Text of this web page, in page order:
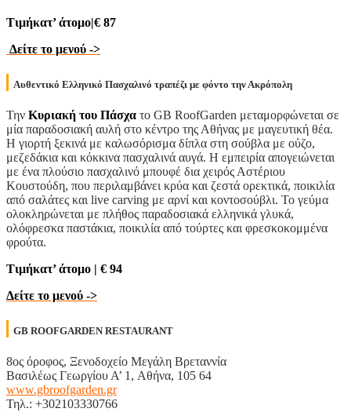
Τιμήκατ’ άτομο|€ 87
Δείτε το μενού ->
Αυθεντικό Ελληνικό Πασχαλινό τραπέζι με φόντο την Ακρόπολη
Την Κυριακή του Πάσχα το GB RoofGarden μεταμορφώνεται σε
μία παραδοσιακή αυλή στο κέντρο της Αθήνας με μαγευτική θέα.
Η γιορτή ξεκινά με καλωσόρισμα δίπλα στη σούβλα με ούζο,
μεζεδάκια και κόκκινα πασχαλινά αυγά. Η εμπειρία απογειώνεται
με ένα πλούσιο πασχαλινό μπουφέ δια χειρός Αστέριου
Κουστούδη, που περιλαμβάνει κρύα και ζεστά ορεκτικά, ποικιλία
από σαλάτες και live carving με αρνί και κοντοσούβλι. Το γεύμα
ολοκληρώνεται με πλήθος παραδοσιακά ελληνικά γλυκά,
ολόφρεσκα παστάκια, ποικιλία από τούρτες και φρεσκοκομμένα
φρούτα.
Τιμήκατ’ άτομο | € 94
Δείτε το μενού ->
GB ROOFGARDEN RESTAURANT
8ος όροφος, Ξενοδοχείο Μεγάλη Βρεταννία
Βασιλέως Γεωργίου Α’ 1, Αθήνα, 105 64
www.gbroofgarden.gr
Τηλ.: +302103330766